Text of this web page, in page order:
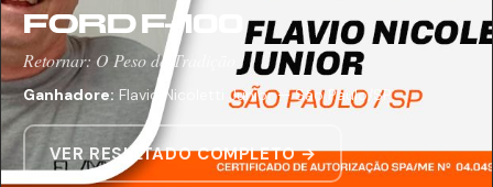
FORD F-100
Retornar: O Peso da Tradição
Ganhadore: Flavio Nicoletti Junior — São Paulo/SP
VER RESULTADO COMPLETO →